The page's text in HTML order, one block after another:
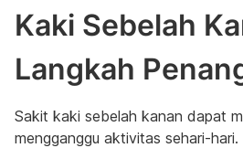
Kaki Sebelah
Langkah
Sakit kaki sebelah kanan dapat
mengganggu aktivitas sehari-hari.